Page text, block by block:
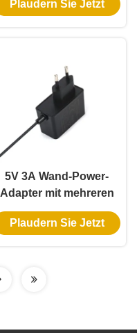
mehreren
Plaudern Sie Jetzt
5V 3A Wand-Power-
Adapter mit mehreren
Schutz und 3-Jahres-
Garantie für Raspberry
Plaudern Sie Jetzt